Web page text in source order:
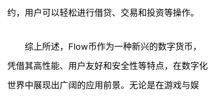
专
科
约，用户可以轻松进行借贷、交易和投资等操作。
综上所述，Flow币作为一种新兴的数字货币，
凭借其高性能、用户友好和安全性等特点，在数字化
世界中展现出广阔的应用前景。无论是在游戏与娱